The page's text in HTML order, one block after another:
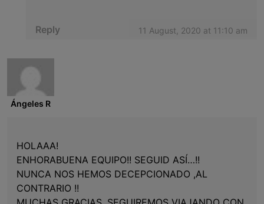
11 August, 2020 at 11:10 am
Reply
Ángeles R
HOLAAA!
ENHORABUENA EQUIPO!! SEGUID ASÍ…!!
NUNCA NOS HEMOS DECEPCIONADO ,AL
CONTRARIO !!